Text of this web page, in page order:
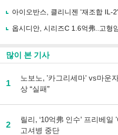
기
아이오반스, 클리니젠 '재조합 IL-
옵시디안, 시리즈C 1.6억弗..고형
많이 본 기사
1
노보노, '카그리세마' vs마운
상 “실패”
2
릴리, ‘10억弗 인수’ 프리베일
고셔병 중단